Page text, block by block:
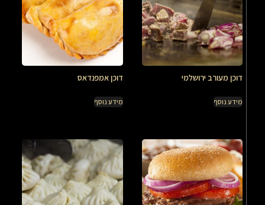
דוכן מעורב ירושלמי
מידע נוסף
דוכן אמפנדאס
מידע נוסף